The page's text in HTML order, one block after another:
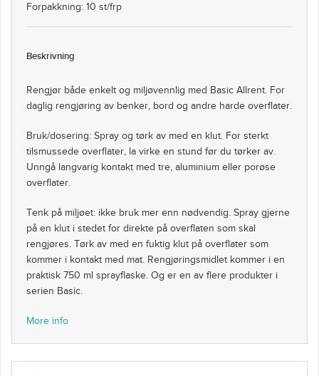
Forpakkning: 10 st/frp
Beskrivning
Rengjør både enkelt og miljøvennlig med Basic Allrent. For
daglig rengjøring av benker, bord og andre harde overflater.
Bruk/dosering: Spray og tørk av med en klut. For sterkt
tilsmussede overflater, la virke en stund før du tørker av.
Unngå langvarig kontakt med tre, aluminium eller porøse
overflater.
Tenk på miljøet: ikke bruk mer enn nødvendig. Spray gjerne
på en klut i stedet for direkte på overflaten som skal
rengjøres. Tørk av med en fuktig klut på overflater som
kommer i kontakt med mat. Rengjøringsmidlet kommer i en
praktisk 750 ml sprayflaske. Og er en av flere produkter i
serien Basic.
More info